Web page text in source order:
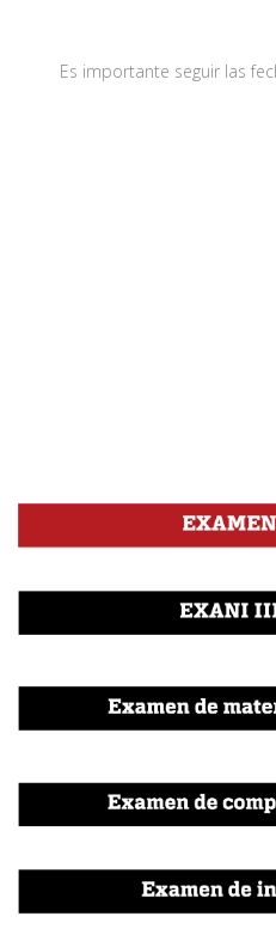
Es importante seguir las